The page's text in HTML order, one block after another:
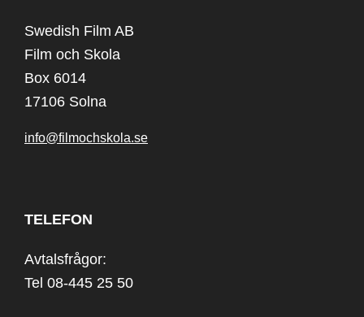
Swedish Film AB
Film och Skola
Box 6014
17106 Solna
info@filmochskola.se
TELEFON
Avtalsfrågor:
Tel 08-445 25 50